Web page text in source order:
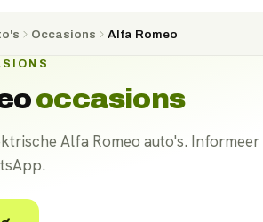
Occasions Alfa Romeo
occasions
Alfa Romeo auto's. Informeer